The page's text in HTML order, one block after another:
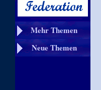
Mehr Themen
Neue Themen